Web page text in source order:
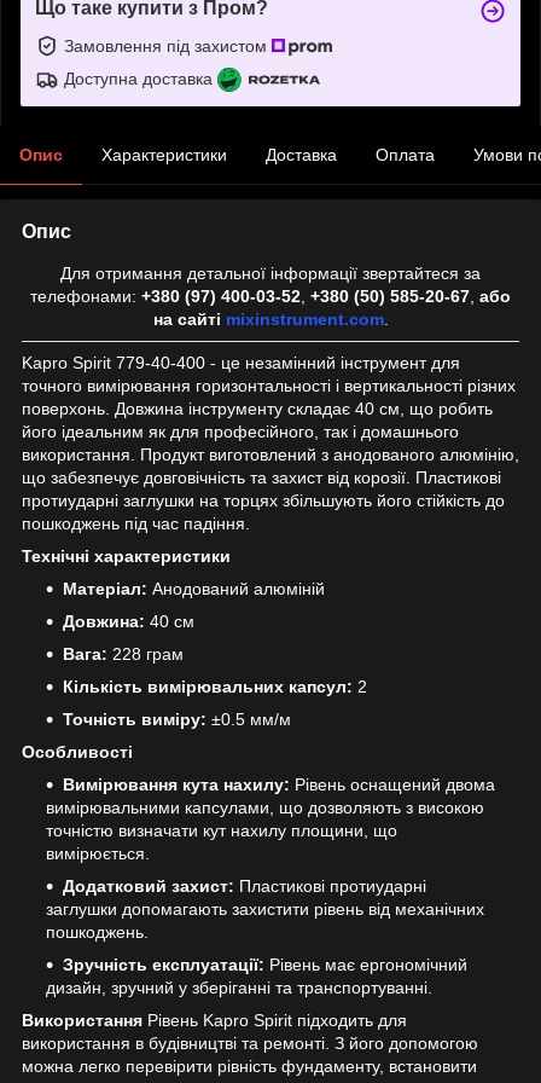
Що таке купити з Пром?
Замовлення під захистом
Доступна доставка
Опис Характеристики Доставка Оплата Умови
Опис
Для отримання детальної інформації звертайтеся за
телефонами: +380 (97) 400-03-52 +380 (50) 585-20-67 або
на сайті mixinstrument.com.
Kapro Spirit 779-40-400 - це незамінний інструмент для
точного вимірювання горизонтальності і вертикальності різних
поверхонь. Довжина інструменту складає 40 см, що робить
його ідеальним як для професійного, так і домашнього
використання. Продукт виготовлений з анодованого алюмінію,
що забезпечує довговічність та захист від корозії. Пластикові
протиударні заглушки на торцях збільшують його стійкість до
пошкоджень під час падіння.
Технічні характеристики
Матеріал: Анодований алюміній
Довжина: 40 см
Вага: 228 грам
Кількість вимірювальних капсул: 2
Точність виміру: ±0.5 мм/м
Особливості
Вимірювання кута нахилу: Рівень оснащений двома
вимірювальними капсулами, що дозволяють з високою
точністю визначати кут нахилу площини, що
вимірюється.
Додатковий захист: Пластикові протиударні
заглушки допомагають захистити рівень від механічних
пошкоджень.
Зручність експлуатації: Рівень має ергономічний
дизайн, зручний у зберіганні та транспортуванні.
Використання Рівень Kapro Spirit підходить для
використання в будівництві та ремонті. З його допомогою
можна легко перевірити рівність фундаменту, встановити